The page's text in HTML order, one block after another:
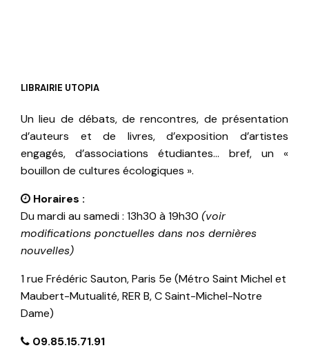
LIBRAIRIE UTOPIA
Un lieu de débats, de rencontres, de présentation
d’auteurs et de livres, d’exposition d’artistes
engagés, d’associations étudiantes… bref, un «
bouillon de cultures écologiques ».
Horaires :
Du mardi au samedi : 13h30 à 19h30 (voir
modifications ponctuelles dans nos dernières
nouvelles)
1 rue Frédéric Sauton, Paris 5e (Métro Saint Michel et
Maubert-Mutualité, RER B, C Saint-Michel-Notre
Dame)
09.85.15.71.91